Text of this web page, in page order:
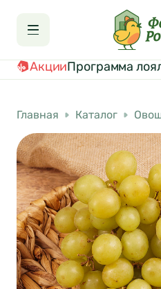
АкцииПрограмма
Главная Каталог